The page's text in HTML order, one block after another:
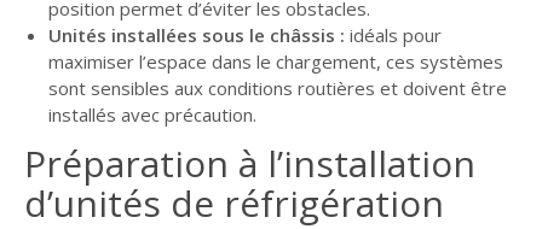
position permet d’éviter les obstacles.
Unités installées sous le châssis : idéals pour
maximiser l’espace dans le chargement, ces systèmes
sont sensibles aux conditions routières et doivent être
installés avec précaution.
Préparation à l’installation
d’unités de réfrigération